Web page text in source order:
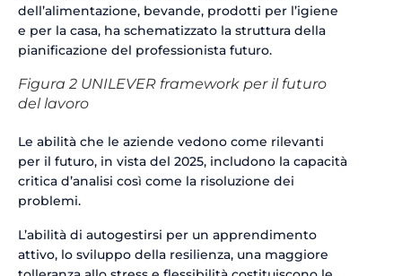
dell’alimentazione, bevande, prodotti per l’igiene
e per la casa, ha schematizzato la struttura della
pianificazione del professionista futuro.
Figura 2 UNILEVER framework per il futuro
del lavoro
Le abilità che le aziende vedono come rilevanti
per il futuro, in vista del 2025, includono la capacità
critica d’analisi così come la risoluzione dei
problemi.
L’abilità di autogestirsi per un apprendimento
attivo, lo sviluppo della resilienza, una maggiore